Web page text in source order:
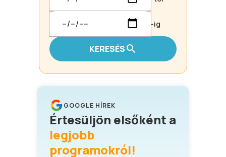
-ig
KERESÉS
GOOGLE HÍREK
Értesüljön elsőként a
legjobb
programokról!